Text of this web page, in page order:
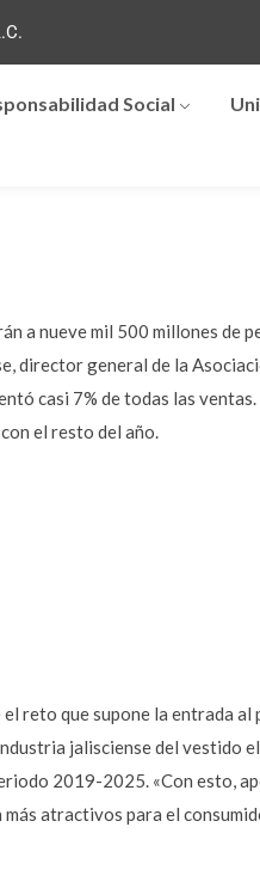
Social
a nueve mil 500 millones de
director general de la
casi 7% de todas las
el resto del año.
reto que supone la entrada al
jalisciense del vestido
2019-2025. «Con esto,
atractivos para el